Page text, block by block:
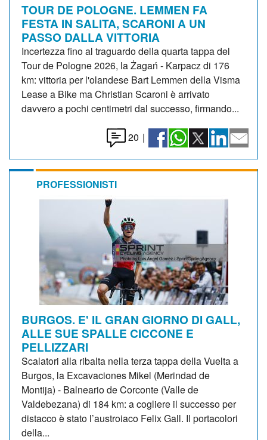
TOUR DE POLOGNE. LEMMEN FA
FESTA IN SALITA, SCARONI A UN
PASSO DALLA VITTORIA
Incertezza fino al traguardo della quarta tappa del
Tour de Pologne 2026, la Żagań - Karpacz di 176
km: vittoria per l'olandese Bart Lemmen della Visma
Lease a Bike ma Christian Scaroni è arrivato
davvero a pochi centimetri dal successo, firmando...
20 |
PROFESSIONISTI
BURGOS. E' IL GRAN GIORNO DI GALL,
ALLE SUE SPALLE CICCONE E
PELLIZZARI
Scalatori alla ribalta nella terza tappa della Vuelta a
Burgos, la Excavaciones Mikel (Merindad de
Montija) - Balneario de Corconte (Valle de
Valdebezana) di 184 km: a cogliere il successo per
distacco è stato l’austroiaco Felix Gall. Il portacolori
della...